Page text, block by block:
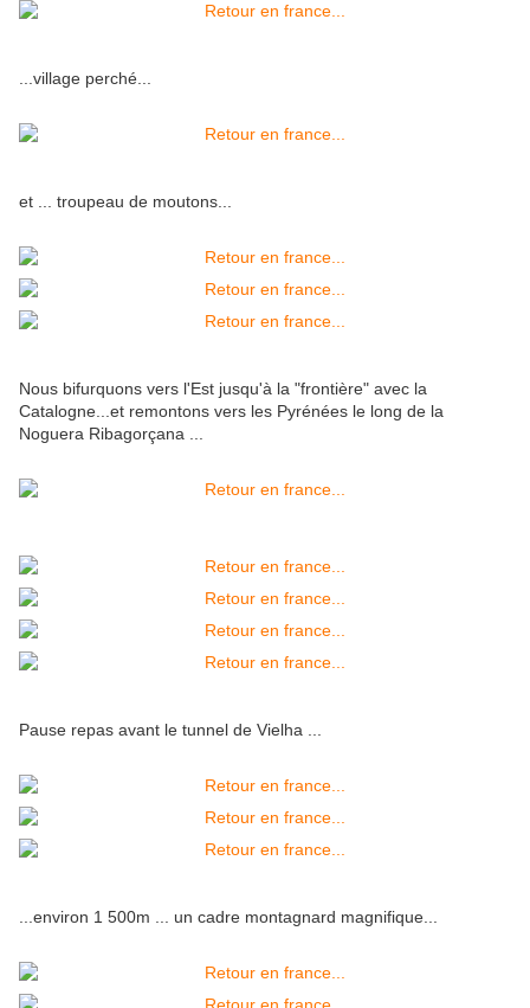
...village perché...
et ... troupeau de moutons...
Nous bifurquons vers l'Est jusqu'à la "frontière" avec la
Catalogne...et remontons vers les Pyrénées le long de la
Noguera Ribagorçana ...
Pause repas avant le tunnel de Vielha ...
...environ 1 500m ... un cadre montagnard magnifique...